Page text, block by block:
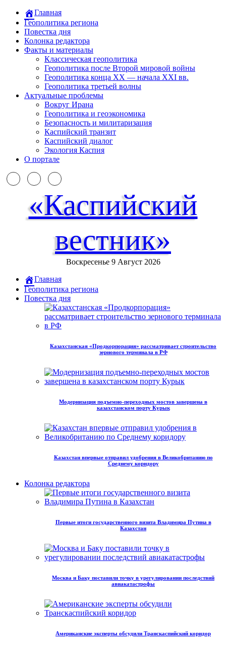
Главная
Геополитика региона
Повестка дня
Колонка редактора
Факты и материалы
Классическая геополитика
Геополитика после Второй мировой войны
Геополитика конца XX — начала XXI вв.
Геополитика третьей волны
Актуальные проблемы
Вокруг Ирана
Геополитика и геоэкономика
Безопасность и милитаризация
Каспийский транзит
Каспийский диалог
Экология Каспия
О портале
«Каспийский
вестник»
Воскресенье 9 Август 2026
Главная
Геополитика региона
Повестка дня
Казахстанская «Продкорпорация» рассматривает строительство
зернового терминала в РФ
Модернизация подъемно-переходных мостов завершена в
казахстанском порту Курык
Казахстан впервые отправил удобрения в Великобританию по
Среднему коридору
Колонка редактора
Первые итоги государственного визита Владимира Путина в
Казахстан
Москва и Баку поставили точку в урегулировании последствий
авиакатастрофы
Американские эксперты обсудили Транскаспийский коридор